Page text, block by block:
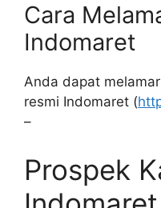
Cara
Indomaret
Anda dapat
resmi Indomaret (
–
Prospek